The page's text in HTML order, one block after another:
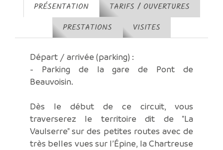
PRÉSENTATION
TARIFS / OUVERTURES
PRESTATIONS
VISITES
Départ / arrivée (parking) :
- Parking de la gare de Pont de
Beauvoisin.
Dès le début de ce circuit, vous
traverserez le territoire dit de "La
Vaulserre" sur des petites routes avec de
très belles vues sur l’Épine, la Chartreuse